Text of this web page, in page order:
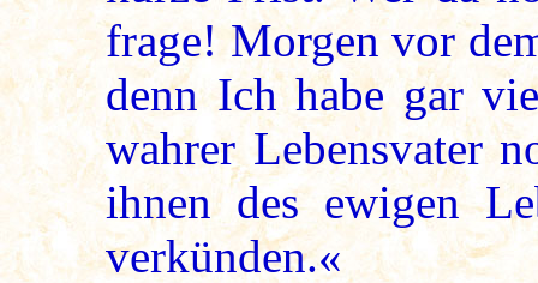
frage! Morgen vor
denn Ich habe gar
wahrer Lebensvater
ihnen des ewigen
verkünden.«